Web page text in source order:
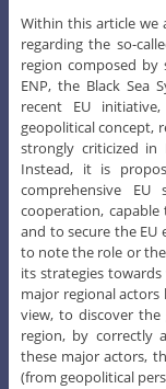
Within this article we
regarding the so-
region composed by
ENP, the Black Sea
recent EU
geopolitical concept,
strongly criticized
Instead, it is
comprehensive
cooperation,
and to secure the EU
to note the role or
its strategies
major regional actors
view, to discover
region, by correctly
these major actors,
(from geopolitical